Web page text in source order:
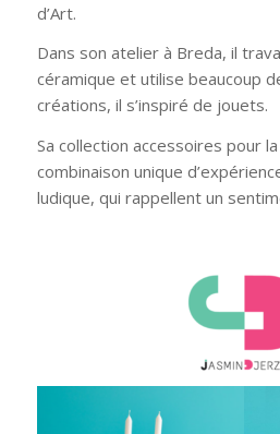
d’Art.
Dans son atelier à Breda, il
céramique et utilise beaucoup
créations, il s’inspiré de jouets.
Sa collection accessoires pour
combinaison unique
ludique, qui rappellent un